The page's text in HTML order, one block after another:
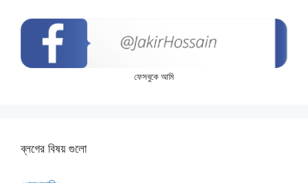
ফেসবুকে আমি
ব্লগের বিষয় গুলো